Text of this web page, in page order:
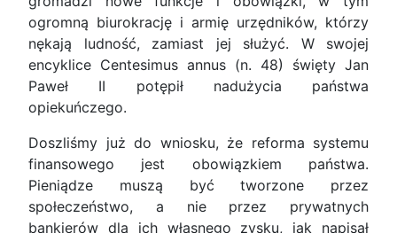
ogromną biurokrację i armię urzędników, którzy
nękają ludność, zamiast jej służyć. W swojej
encyklice Centesimus annus (n. 48) święty Jan
Paweł II potępił nadużycia państwa
opiekuńczego.
Doszliśmy już do wniosku, że reforma systemu
finansowego jest obowiązkiem państwa.
Pieniądze muszą być tworzone przez
społeczeństwo, a nie przez prywatnych
bankierów dla ich własnego zysku, jak napisał